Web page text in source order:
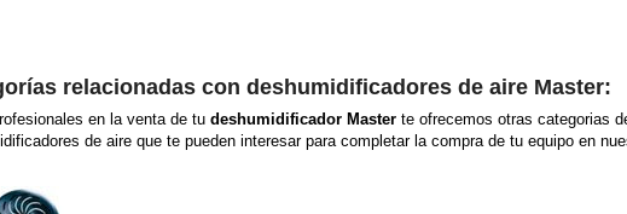
relacionadas con deshumidificadores de aire Master:
en la venta de tu deshumidificador Master te ofrecemos otras categorias
de aire que te pueden interesar para completar la compra de tu equipo en